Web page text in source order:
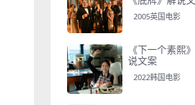
2005英国电影
《下一个素熙
说文案
2022韩国电影